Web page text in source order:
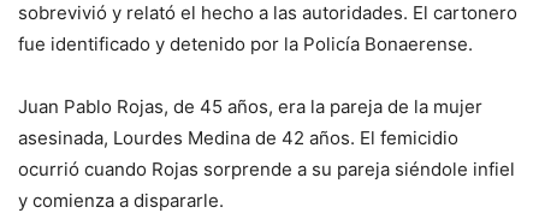
sobrevivió y relató el hecho a las autoridades. El cartonero
fue identificado y detenido por la Policía Bonaerense.
Juan Pablo Rojas, de 45 años, era la pareja de la mujer
asesinada, Lourdes Medina de 42 años. El femicidio
ocurrió cuando Rojas sorprende a su pareja siéndole infiel
y comienza a dispararle.